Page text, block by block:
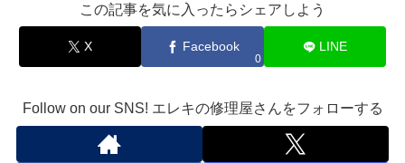
この記事を気に入ったらシェアしよう
X Facebook
0
LINE
Follow on our SNS! エレキの修理屋さんをフォローする